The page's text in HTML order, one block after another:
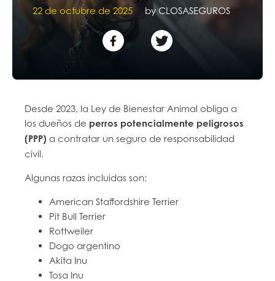
22 de octubre de 2025 byCLOSASEGUROS
Desde 2023, la Ley de Bienestar Animal obliga a
los dueños de perros potencialmente peligrosos
(PPP) a contratar un seguro de responsabilidad
civil.
Algunas razas incluidas son:
American Staffordshire Terrier
Pit Bull Terrier
Rottweiler
Dogo argentino
Akita Inu
Tosa Inu